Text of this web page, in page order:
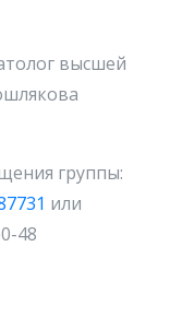
высшей
группы:
или
48